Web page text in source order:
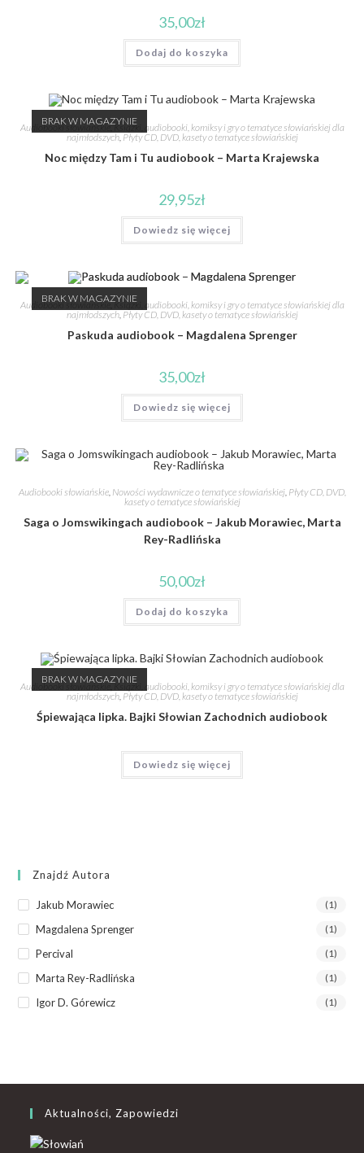
35,00zł
Dodaj do koszyka
BRAK W MAGAZYNIE
Audiobooki słowiańskie,Książki, audiobooki, komiksy i gry o tematyce słowiańskiej dla
najmłodszych, Płyty CD, DVD, kasety o tematyce słowiańskiej
Noc między Tam i Tu audiobook – Marta Krajewska
29,95zł
Dowiedz się więcej
BRAK W MAGAZYNIE
Audiobooki słowiańskie,Książki, audiobooki, komiksy i gry o tematyce słowiańskiej dla
najmłodszych, Płyty CD, DVD, kasety o tematyce słowiańskiej
Paskuda audiobook – Magdalena Sprenger
35,00zł
Dowiedz się więcej
Audiobooki słowiańskie, Nowości wydawnicze o tematyce słowiańskiej, Płyty CD, DVD,
kasety o tematyce słowiańskiej
Saga o Jomswikingach audiobook – Jakub Morawiec, Marta
Rey-Radlińska
50,00zł
Dodaj do koszyka
BRAK W MAGAZYNIE
Audiobooki słowiańskie,Książki, audiobooki, komiksy i gry o tematyce słowiańskiej dla
najmłodszych, Płyty CD, DVD, kasety o tematyce słowiańskiej
Śpiewająca lipka. Bajki Słowian Zachodnich audiobook
Dowiedz się więcej
Znajdź Autora
Jakub Morawiec (1)
Magdalena Sprenger (1)
Percival (1)
Marta Rey-Radlińska (1)
Igor D. Górewicz (1)
Aktualności, Zapowiedzi